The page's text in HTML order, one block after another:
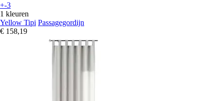
+-3
1 kleuren
Yellow Tipi Passagegordijn
€ 158,19